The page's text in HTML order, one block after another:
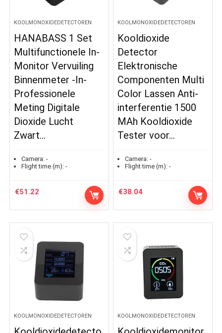
KOOLMONOXIDEDETECTOREN
HANABASS 1 Set
Multifunctionele In-
Monitor Vervuiling
Binnenmeter -In-
Professionele
Meting Digitale
Dioxide Lucht
Zwart…
Camera: -
Flight time (m): -
€51.22
KOOLMONOXIDEDETECTOREN
Kooldioxide
Detector
Elektronische
Componenten Multi
Color Lassen Anti-
interferentie 1500
MAh Kooldioxide
Tester voor…
Camera: -
Flight time (m): -
€38.04
KOOLMONOXIDEDETECTOREN KOOLMONOXIDEDETECTOREN